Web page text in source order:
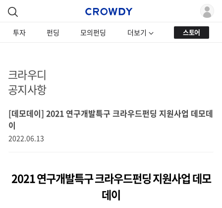
투자 펀딩 모의펀딩 더보기 스토어
크라우디
공지사항
[데모데이] 2021 연구개발특구 크라우드펀딩 지원사업 데모데
이
2022.06.13
2021 연구개발특구 크라우드펀딩 지원사업 데모
데이